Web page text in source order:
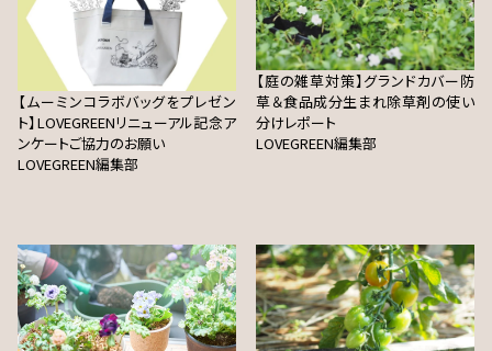
【ムーミンコラボバッグをプレゼン
ト】LOVEGREENリニューアル記念ア
ンケートご協力のお願い
LOVEGREEN編集部
【庭の雑草対策】グランドカバー防
草＆食品成分生まれ除草剤の使い
分けレポート
LOVEGREEN編集部